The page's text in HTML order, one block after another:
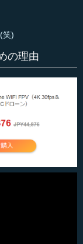
笑)
の理由